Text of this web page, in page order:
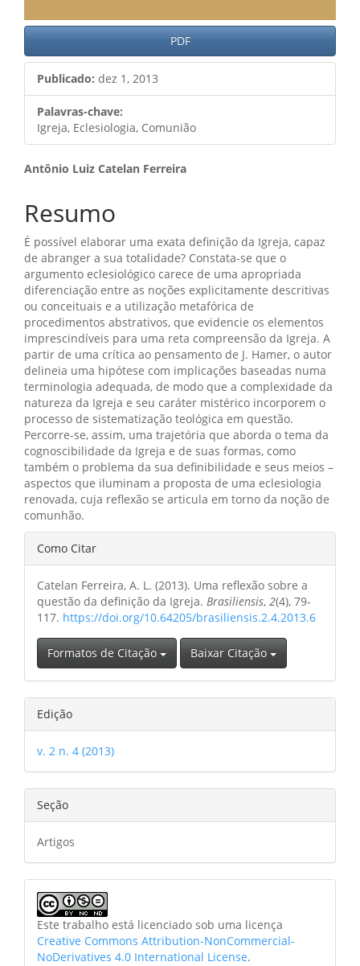
PDF
Publicado: dez 1, 2013
Palavras-chave:
Igreja, Eclesiologia, Comunião
Conteúdo
do
artigo
principal
Antônio Luiz Catelan Ferreira
Resumo
É possível elaborar uma exata definição da Igreja, capaz
de abranger a sua totalidade? Constata-se que o
argumento eclesiológico carece de uma apropriada
diferenciação entre as noções explicitamente descritivas
ou conceituais e a utilização metafórica de
procedimentos abstrativos, que evidencie os elementos
imprescindíveis para uma reta compreensão da Igreja. A
partir de uma crítica ao pensamento de J. Hamer, o autor
delineia uma hipótese com implicações baseadas numa
terminologia adequada, de modo que a complexidade da
natureza da Igreja e seu caráter mistérico incorporem o
processo de sistematização teológica em questão.
Percorre-se, assim, uma trajetória que aborda o tema da
cognoscibilidade da Igreja e de suas formas, como
também o problema da sua definibilidade e seus meios –
aspectos que iluminam a proposta de uma eclesiologia
renovada, cuja reflexão se articula em torno da noção de
comunhão.
Detalhes
do
artigo
Como Citar
Catelan Ferreira, A. L. (2013). Uma reflexão sobre a
questão da definição da Igreja. Brasiliensis, 2(4), 79-
117. https://doi.org/10.64205/brasiliensis.2.4.2013.6
Formatos de Citação Baixar Citação
Edição
v. 2 n. 4 (2013)
Seção
Artigos
Este trabalho está licenciado sob uma licença
Creative Commons Attribution-NonCommercial-
NoDerivatives 4.0 International License.